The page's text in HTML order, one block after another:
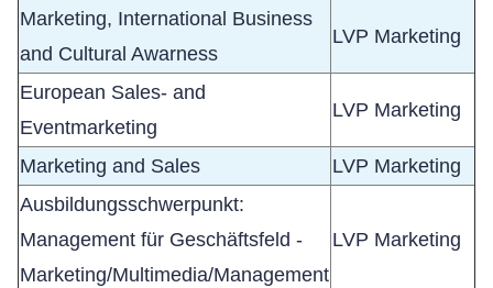
Marketing, International Business
and Cultural Awarness
LVP Marketing
European Sales- and
Eventmarketing
LVP Marketing
Marketing and Sales
LVP Marketing
Ausbildungsschwerpunkt:
Management für Geschäftsfeld -
Marketing/Multimedia/Management
LVP Marketing